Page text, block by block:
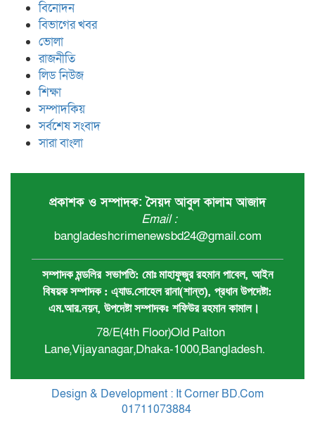
বিনোদন
বিভাগের খবর
ভোলা
রাজনীতি
লিড নিউজ
শিক্ষা
সম্পাদকিয়
সর্বশেষ সংবাদ
সারা বাংলা
প্রকাশক ও সম্পাদক: সৈয়দ আবুল কালাম আজাদ
Email :
bangladeshcrimenewsbd24@gmail.com
সম্পাদক মন্ডলির সভাপতি: মোঃ মাহাফুজুর রহমান পাবেল, আইন
বিষয়ক সম্পাদক : ‍এ্যাড.সোহেল রানা(শান্ত), প্রধান ‍উপদেষ্টা:
এম.আর.নয়ন, উপদেষ্টা সম্পাদকঃ শফিউর রহমান কামাল।
78/E(4th Floor)Old Palton
Lane,Vijayanagar,Dhaka-1000,Bangladesh.
Design & Development : It Corner BD.Com
01711073884